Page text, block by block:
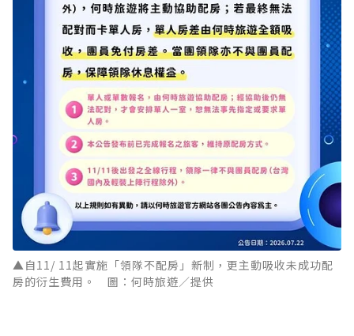
▲自11/ 11起實施「領隊不配房」新制，更主動吸收未成功配
房的衍生費用。 圖：何時旅遊／提供